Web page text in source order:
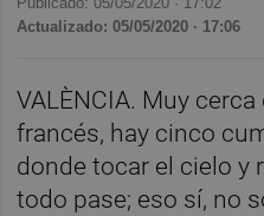
Actualizado: 05/05/2020 · 17:06
VALÈNCIA. Muy
francés, hay cinco
donde tocar el cielo y
todo pase; eso sí, no